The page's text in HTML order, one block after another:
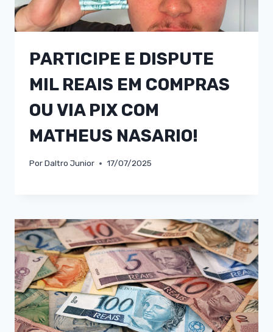
PARTICIPE E DISPUTE
MIL REAIS EM COMPRAS
OU VIA PIX COM
MATHEUS NASARIO!
PorDaltro Junior 17/07/2025